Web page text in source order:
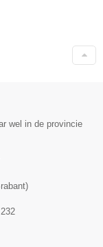
wel in de provincie
)